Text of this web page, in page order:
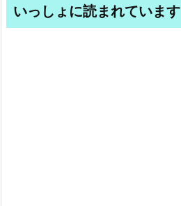
いっしょに読まれています